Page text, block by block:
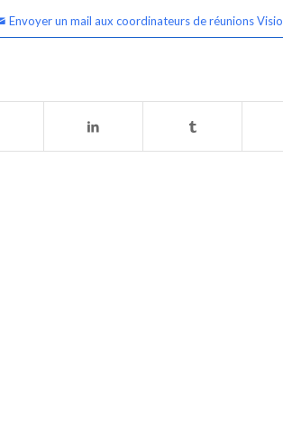
Envoyer un mail aux coordinateurs de réunions